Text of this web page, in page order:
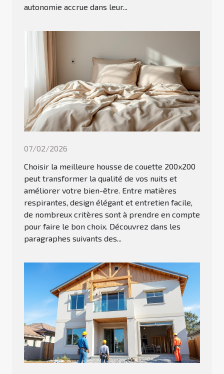
autonomie accrue dans leur...
07/02/2026
Choisir la meilleure housse de couette 200x200
peut transformer la qualité de vos nuits et
améliorer votre bien-être. Entre matières
respirantes, design élégant et entretien facile,
de nombreux critères sont à prendre en compte
pour faire le bon choix. Découvrez dans les
paragraphes suivants des...